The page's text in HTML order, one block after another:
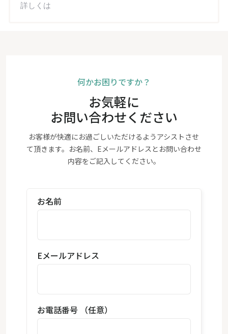
詳しくは
お名前
Eメールアドレス
お電話番号 （任意）
何かお困りですか？
お気軽に
お問い合わせください
お客様が快適にお過ごしいただけるようアシストさせ
て頂きます。お名前、Eメールアドレスとお問い合わせ
内容をご記入してください。